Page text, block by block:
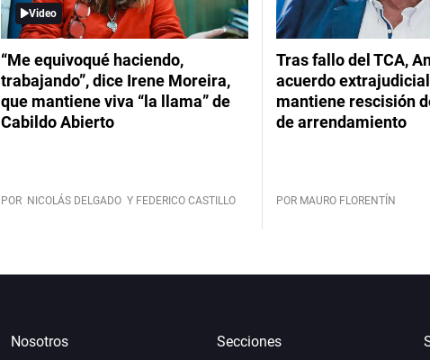
Video
“Me equivoqué haciendo,
trabajando”, dice Irene Moreira,
que mantiene viva “la llama” de
Cabildo Abierto
POR NICOLÁS DELGADO Y FEDERICO CASTILLO
Tras fallo del TCA,
acuerdo
mantiene rescisión
de arrendamiento
POR MAURO FLORENTÍN
Nosotros
Secciones